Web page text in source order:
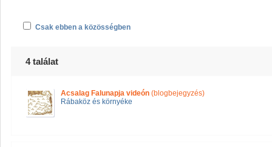
Csak ebben a közösségben
4 találat
Acsalag Falunapja videón (blogbejegyzés)
Rábaköz és környéke